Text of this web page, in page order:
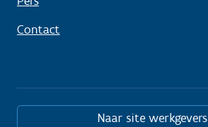
Contact
Naar site werkgevers